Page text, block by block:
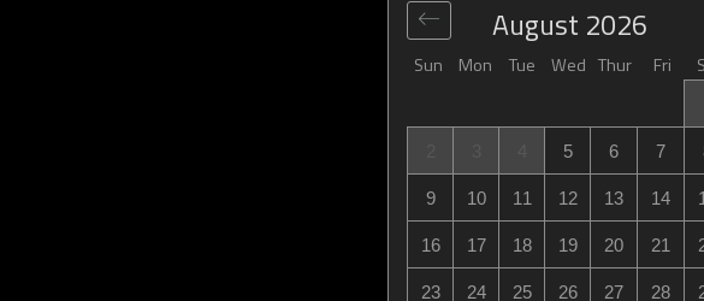
Sun Mon Tue Wed Thur Fri
August 2026
5 6 7
9 10 11 12 13 14
16 17 18 19 20 21
23 24 25 26 27 28